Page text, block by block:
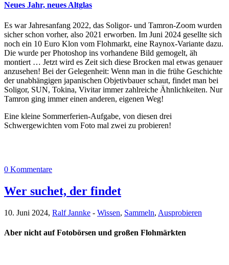
Neues Jahr, neues Altglas
Es war Jahresanfang 2022, das Soligor- und Tamron-Zoom wurden
sicher schon vorher, also 2021 erworben. Im Juni 2024 gesellte sich
noch ein 10 Euro Klon vom Flohmarkt, eine Raynox-Variante dazu.
Die wurde per Photoshop ins vorhandene Bild gemogelt, äh
montiert … Jetzt wird es Zeit sich diese Brocken mal etwas genauer
anzusehen! Bei der Gelegenheit: Wenn man in die frühe Geschichte
der unabhängigen japanischen Objetivbauer schaut, findet man bei
Soligor, SUN, Tokina, Vivitar immer zahlreiche Ähnlichkeiten. Nur
Tamron ging immer einen anderen, eigenen Weg!
Eine kleine Sommerferien-Aufgabe, von diesen drei
Schwergewichten vom Foto mal zwei zu probieren!
0 Kommentare
Wer suchet, der findet
10. Juni 2024, Ralf Jannke - Wissen, Sammeln, Ausprobieren
Aber nicht auf Fotobörsen und großen Flohmärkten